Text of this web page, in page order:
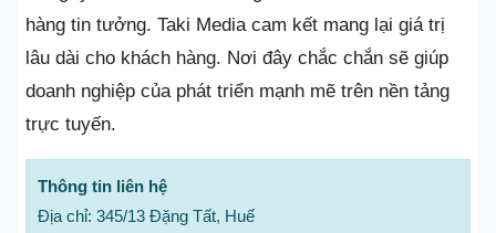
hàng tin tưởng. Taki Media cam kết mang lại giá trị
lâu dài cho khách hàng. Nơi đây chắc chắn sẽ giúp
doanh nghiệp của phát triển mạnh mẽ trên nền tảng
trực tuyến.
Thông tin liên hệ
Địa chỉ: 345/13 Đặng Tất, Huế